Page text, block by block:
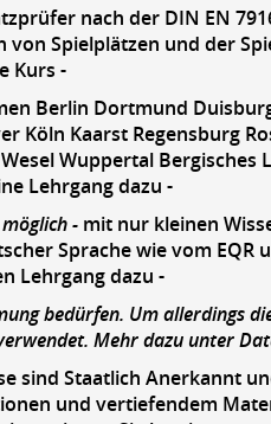
nach der DIN EN
von Spielplätzen und der
Kurs -
Berlin Dortmund
Köln Kaarst Regensburg
Wuppertal Bergisches
Lehrgang dazu -
- mit nur kleinen
Sprache wie vom
Lehrgang dazu -
bedürfen. Um allerdings
Mehr dazu unter
sind Staatlich Anerkannt
und vertiefendem